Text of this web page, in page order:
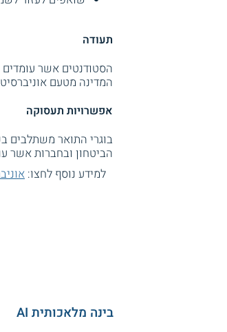
תעודה
הסטודנטים אשר
המדינה מטעם
אפשרויות תעסוקה
בוגרי התואר משתלבים
הביטחון ובחברות אשר
למידע נוסף לחצו:
בינה מלאכותית AI